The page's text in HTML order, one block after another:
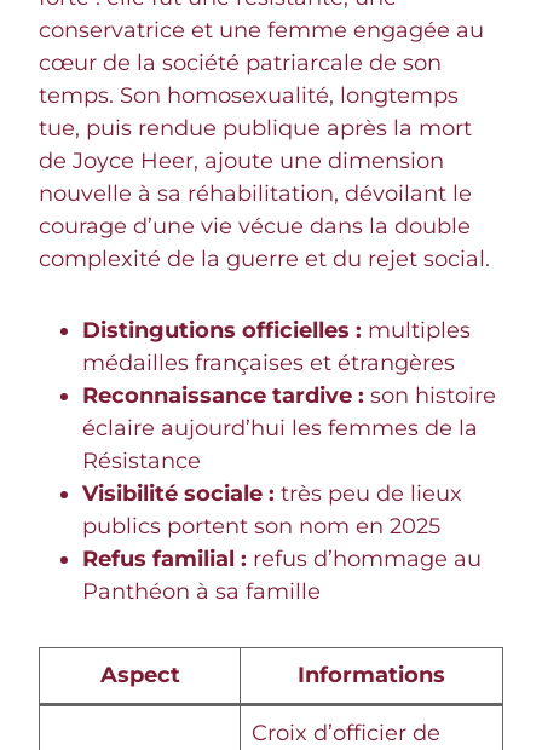
conservatrice et une femme engagée au
cœur de la société patriarcale de son
temps. Son homosexualité, longtemps
tue, puis rendue publique après la mort
de Joyce Heer, ajoute une dimension
nouvelle à sa réhabilitation, dévoilant le
courage d’une vie vécue dans la double
complexité de la guerre et du rejet social.
Distingutions officielles : multiples
médailles françaises et étrangères
Reconnaissance tardive : son histoire
éclaire aujourd’hui les femmes de la
Résistance
Visibilité sociale : très peu de lieux
publics portent son nom en 2025
Refus familial : refus d’hommage au
Panthéon à sa famille
Aspect Informations
Croix d’officier de